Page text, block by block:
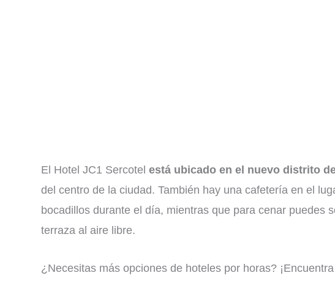
El Hotel JC1 Sercotel está ubicado en el nuevo distrito
del centro de la ciudad. También hay una cafetería en el
bocadillos durante el día, mientras que para cenar puedes
terraza al aire libre.
¿Necesitas más opciones de hoteles por horas?